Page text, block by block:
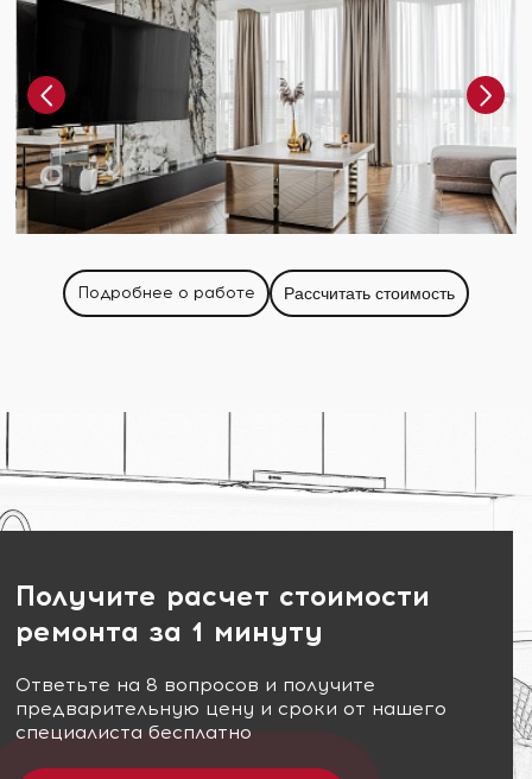
Подробнее о работе Рассчитать стоимость
Получите расчет стоимости
ремонта за 1 минуту
Ответьте на 8 вопросов и получите
предварительную цену и сроки от нашего
специалиста бесплатно